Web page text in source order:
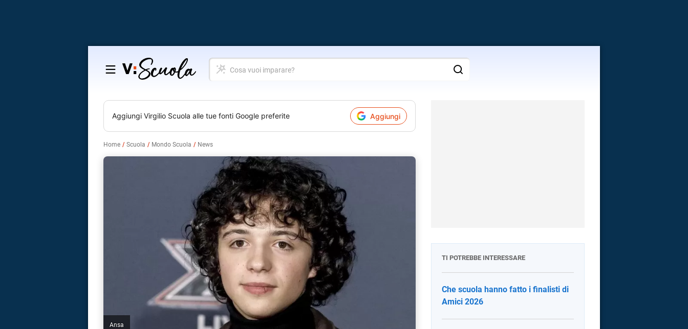
Salta
contenuto
Cosa
vuoi
Aggiungi Virgilio Scuola alle tue fonti Google preferite Aggiungi
Home Scuola Mondo Scuola News
Ansa
TI POTREBBE INTERESSARE
Che scuola hanno fatto i finalisti di
Amici 2026